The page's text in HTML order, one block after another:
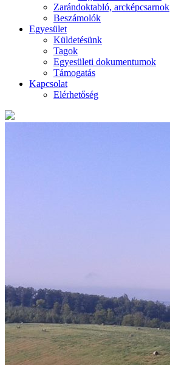
Zarándoktabló, arcképcsarnok
Beszámolók
Egyesület
Küldetésünk
Tagok
Egyesületi dokumentumok
Támogatás
Kapcsolat
Elérhetőség